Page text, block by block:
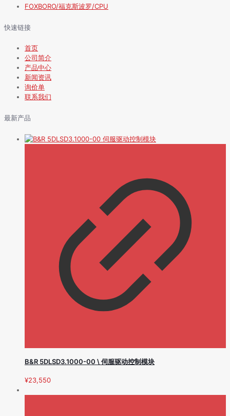
FOXBORO/福克斯波罗/CPU
快速链接
首页
公司简介
产品中心
新闻资讯
询价单
联系我们
最新产品
B&R 5DLSD3.1000-00 \ 伺服驱动控制模块
¥23,550